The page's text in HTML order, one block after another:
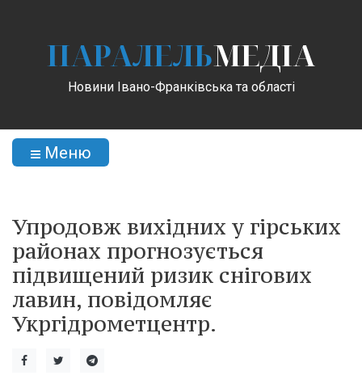
ПАРАЛЕЛЬМЕДІА
Новини Івано-Франківська та області
Меню
Упродовж вихідних у гірських
районах прогнозується
підвищений ризик снігових
лавин, повідомляє
Укргідрометцентр.